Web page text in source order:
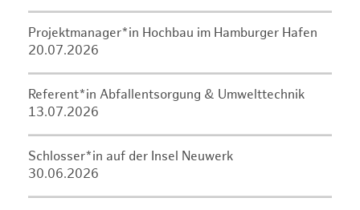
Projektmanager*in Hochbau im Hamburger Hafen
20.07.2026
Referent*in Abfallentsorgung & Umwelttechnik
13.07.2026
Schlosser*in auf der Insel Neuwerk
30.06.2026